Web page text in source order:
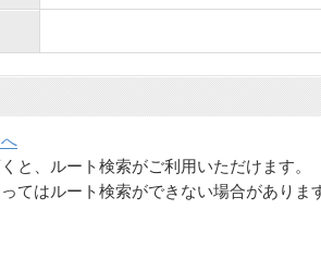
と、ルート検索がご利用いただけます。
ってはルート検索ができない場合がありま